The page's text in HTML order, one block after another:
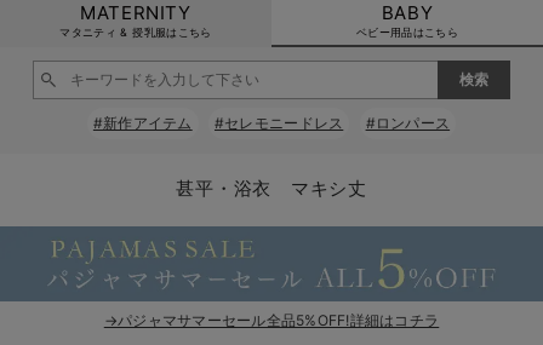
新生児服全て
ベビー服全て
ロンパース・カバーオール
ベビー ブルマ
ベビー スカート
シーズンアイテム全て
ベビー・新生児 寝具全て
ベビーベッド・布団 （ベビー・新生児）
ベビー 雑貨全て
ベビーチェア（ハイローチェア）・ベビーラック
ベビー 雑貨 小物
ベビー安全グッズ
お出かけグッズ全て
ベビー｜季節の特集全て
猛暑からベビーを守るひんやりグッズ
ベビーの動物なりきり特集
ベビー 夏のお役立ちグッズ特集
アウトレット全て
【アウトレット】ワンピース
【アウトレット】パジャマ
【アウトレット】インナー
特集全て
抗菌防臭加工
コットン素材
再入荷全て
再入荷｜インナー
戻る
送料無料アイテム全て
ワンピース
スカート
パジャマ
戻る
ブラキャミ おまとめ
戻る
【37周年祭セール】
【37周年祭セール】
戻る
気温差別オススメア
【15℃】3月下旬～
戻る
動きやすく着回しで
戻る
強撚スムース(コスパ
戻る
マタニティウェア
【おまとめ割】パジ
戻る
こだわりの履き心地
カジュアル
オフィス
戻る
ジャケット派
きれいめ美脚パンツ派
ツィード派
戻る
出産準備応援割全て
マタニティパジャマ
戻る
【オフィスカジュア
戻る
レギンスタイプ
戻る
【フォーマル】ワン
戻る
【ベビー】長袖
戻る
ハンカチ
短肌着
セット
戻る
快適ウェア10%OFF
快適ウェア10%OFF
戻る
春のマタニティワン
セットアップ・ レイ
ジャンパースカート/
ワーク・オフィス
戻る
Gift Selection 出産
〜3,000円（税込）
10,001円（税込）〜
女の子におススメの
戻る
冬の冷え対策インナ
薄くてあったか
保温&リカバリー
レギンス・タイツ
戻る
入院準備の持ち物チ
入院してすぐ使うグ
戻る
冬のあったか特集全て
【冬のあったか特集
【冬のあったか特集
MATERNITY
マタニティ & 授乳服はこちら
BABY
ベビー用品はこちら
#新作アイテム #セレモニードレス #ロンパース
甚平・浴衣 マキシ丈
→パジャマサマーセール全品5%OFF!詳細はコチラ
カートに入れる
閉じる